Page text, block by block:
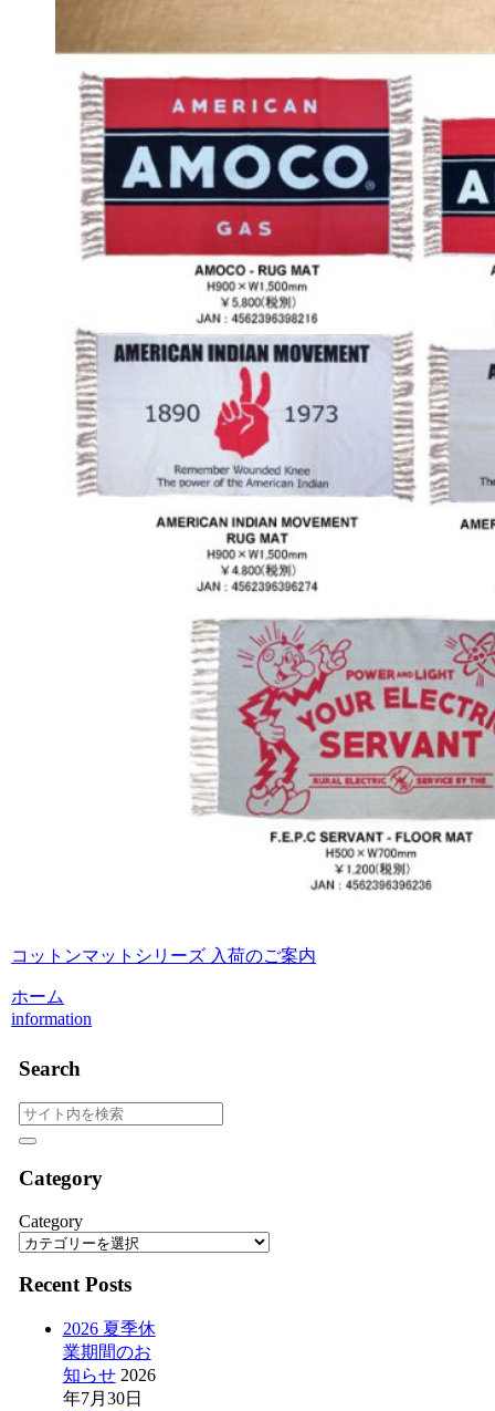
コットンマットシリーズ 入荷のご案内
ホーム
information
Search
Category
Category
Recent Posts
2026 夏季休
業期間のお
知らせ 2026
年7月30日